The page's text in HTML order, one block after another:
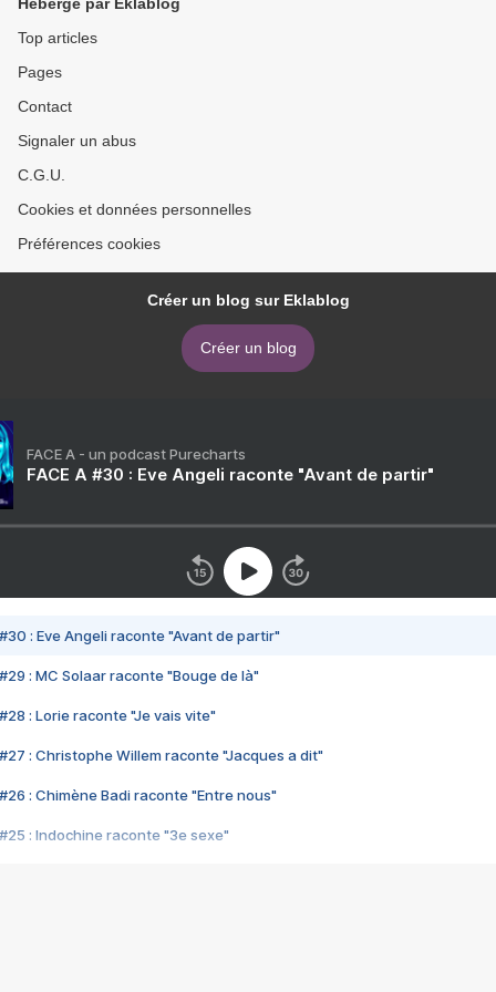
Top articles
Pages
Contact
Signaler un abus
C.G.U.
Cookies et données personnelles
Préférences cookies
Créer un blog sur Eklablog
Créer un blog
FACE A - un podcast Purecharts
FACE A #30 : Eve Angeli raconte "Avant de partir"
#30 : Eve Angeli raconte "Avant de partir"
#29 : MC Solaar raconte "Bouge de là"
#28 : Lorie raconte "Je vais vite"
#27 : Christophe Willem raconte "Jacques a dit"
#26 : Chimène Badi raconte "Entre nous"
#25 : Indochine raconte "3e sexe"